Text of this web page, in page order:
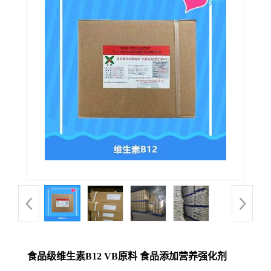
食品级维生素B12 VB原料 食品添加营养强化剂